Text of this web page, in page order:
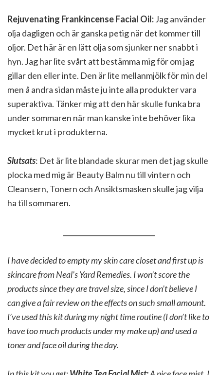
Rejuvenating Frankincense Facial Oil:Jag använder
olja dagligen och är ganska petig när det kommer till
oljor. Det här är en lätt olja som sjunker ner snabbt i
hyn. Jag har lite svårt att bestämma mig för om jag
gillar den eller inte. Den är lite mellanmjölk för min del
men å andra sidan måste ju inte alla produkter vara
superaktiva. Tänker mig att den här skulle funka bra
under sommaren när man kanske inte behöver lika
mycket krut i produkterna.
Slutsats: Det är lite blandade skurar men det jag skulle
plocka med mig är Beauty Balm nu till vintern och
Cleansern, Tonern och Ansiktsmasken skulle jag vilja
ha till sommaren.
I have decided to empty my skin care closet and first up is
skincare from Neal’s Yard Remedies. I won’t score the
products since they are travel size, since I don’t believe I
can give a fair review on the effects on such small amount.
I’ve used this kit during my night time routine (I don’t like to
have too much products under my make up) and used a
toner and face oil during the day.